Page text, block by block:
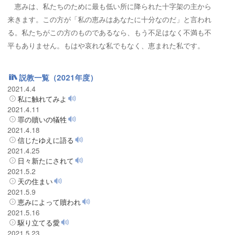
恵みは、私たちのために最も低い所に降られた十字架の主から
来きます。この方が「私の恵みはあなたに十分なのだ」と言われ
る。私たちがこの方のものであるなら、もう不足はなく不満も不
平もありません。もはや哀れな私でもなく、恵まれた私です。
説教一覧（2021年度）
2021.4.4
私に触れてみよ
2021.4.11
罪の贖いの犠牲
2021.4.18
信じたゆえに語る
2021.4.25
日々新たにされて
2021.5.2
天の住まい
2021.5.9
恵みによって贖われ
2021.5.16
駆り立てる愛
2021.5.23